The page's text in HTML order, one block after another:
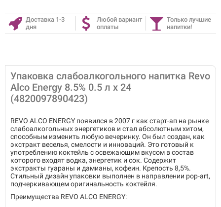
Доставка 1-3
дня
Любой вариант
оплаты
Только лучшие
напитки!
Упаковка слабоалкогольного напитка Revo
Alco Energy 8.5% 0.5 л х 24
(4820097890423)
REVO ALCO ENERGY появился в 2007 г как старт-ап на рынке
слабоалкогольных энергетиков и стал абсолютным хитом,
способным изменить любую вечеринку. Он был создан, как
экстракт веселья, смелости и инноваций. Это готовый к
употреблению коктейль с освежающим вкусом в состав
которого входят водка, энергетик и сок. Содержит
экстракты гуараны и дамианы, кофеин. Крепость 8,5%.
Стильный дизайн упаковки выполнен в направлении pop-art,
подчеркивающем оригинальность коктейля.
Преимущества REVO ALCO ENERGY: